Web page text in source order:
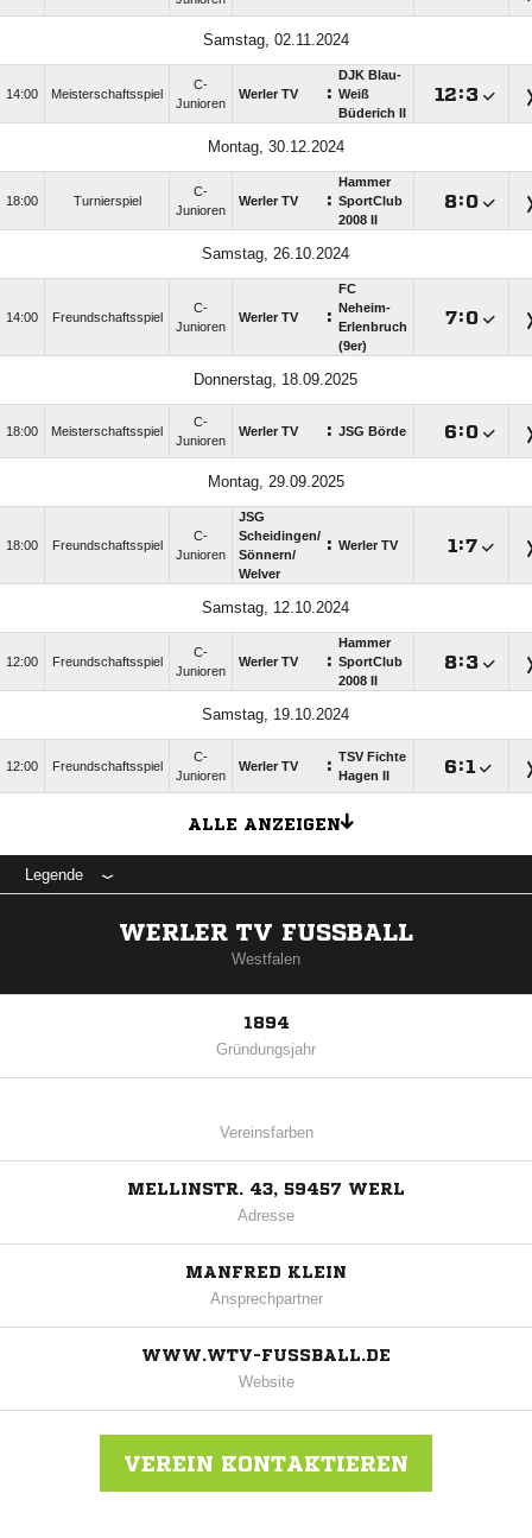
Samstag, 02.11.2024
14:00 Meisterschaftsspiel
C-
Junioren
Werler TV :
DJK Blau-
Weiß
Büderich II
:
Montag, 30.12.2024
18:00 Turnierspiel
C-
Junioren
Werler TV :
Hammer
SportClub
2008 II
:
Samstag, 26.10.2024
14:00 Freundschaftsspiel
C-
Junioren
Werler TV :
FC
Neheim-
Erlenbruch
(9er)
:
Donnerstag, 18.09.2025
18:00 Meisterschaftsspiel
C-
Junioren
Werler TV : JSG Börde :
Montag, 29.09.2025
18:00 Freundschaftsspiel
C-
Junioren
JSG
Scheidingen/​
Sönnern/​
Welver
: Werler TV :
Samstag, 12.10.2024
12:00 Freundschaftsspiel
C-
Junioren
Werler TV :
Hammer
SportClub
2008 II
:
Samstag, 19.10.2024
12:00 Freundschaftsspiel
C-
Junioren
Werler TV : TSV Fichte
Hagen II
:
ALLE ANZEIGEN
Legende
WERLER TV FUSSBALL
Westfalen
1894
Gründungsjahr
Vereinsfarben
MELLINSTR. 43, 59457 WERL
Adresse
MANFRED KLEIN
Ansprechpartner
WWW.WTV-FUSSBALL.DE
Website
VEREIN KONTAKTIEREN